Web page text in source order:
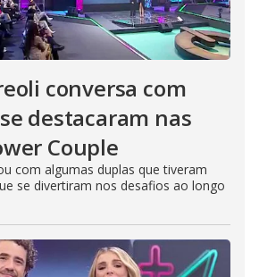
conversa com
destacaram nas
Couple
com algumas duplas que tiveram
se divertiram nos desafios ao longo